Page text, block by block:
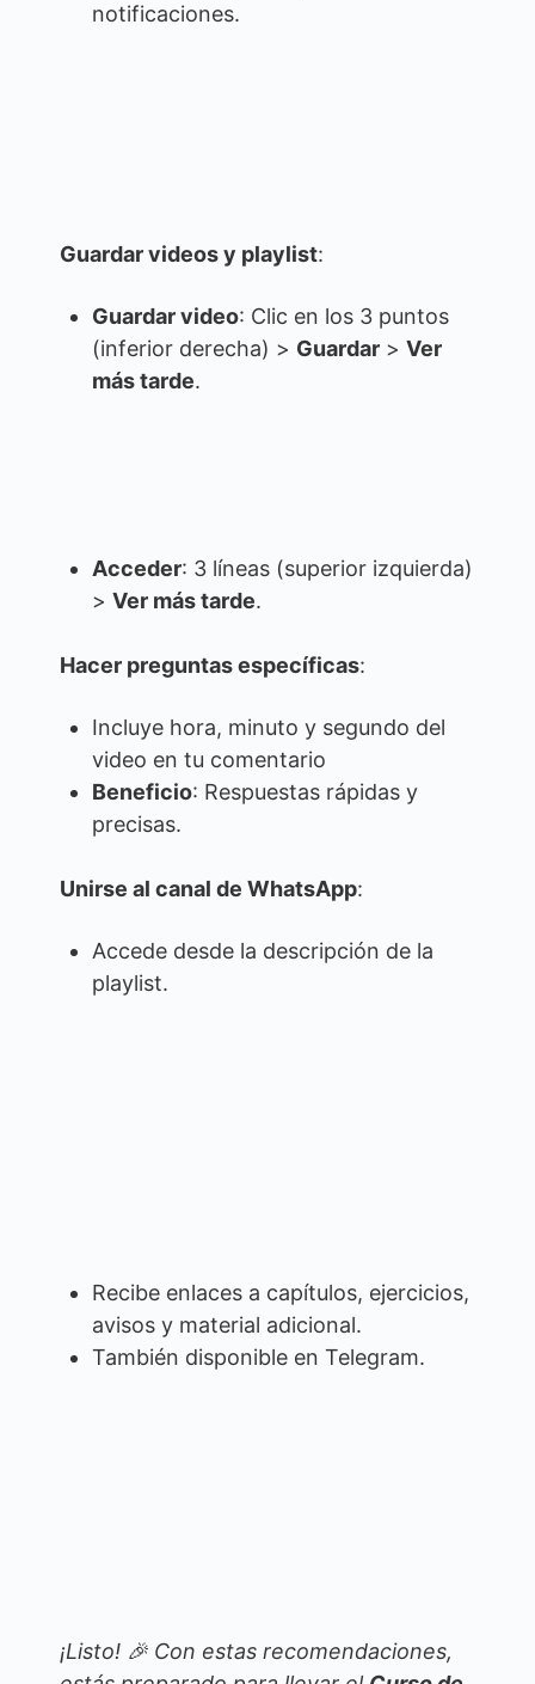
notificaciones.
Guardar videos y playlist:
Guardar video: Clic en los 3 puntos
(inferior derecha) > Guardar > Ver
más tarde.
Acceder: 3 líneas (superior izquierda)
> Ver más tarde.
Hacer preguntas específicas:
Incluye hora, minuto y segundo del
video en tu comentario
Beneficio: Respuestas rápidas y
precisas.
Unirse al canal de WhatsApp:
Accede desde la descripción de la
playlist.
Recibe enlaces a capítulos, ejercicios,
avisos y material adicional.
También disponible en Telegram.
¡Listo! 🎉 Con estas recomendaciones,